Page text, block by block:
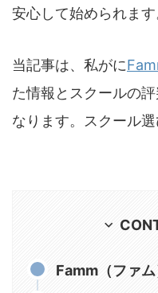
安心して始められます
当記事は、私がに
た情報とスクールの
なります。スクール
Famm（ファ